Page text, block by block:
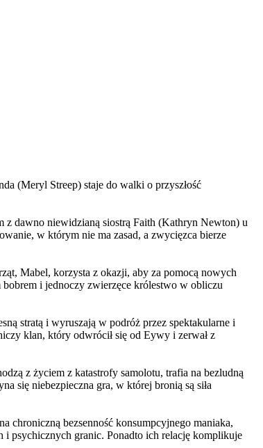
(Meryl Streep) staje do walki o przyszłość
z dawno niewidzianą siostrą Faith (Kathryn Newton) u
w którym nie ma zasad, a zwycięzca bierze
Mabel, korzysta z okazji, aby za pomocą nowych
i jednoczy zwierzęce królestwo w obliczu
stratą i wyruszają w podróż przez spektakularne i
klan, który odwrócił się od Eywy i zerwał z
z życiem z katastrofy samolotu, trafia na bezludną
się niebezpieczna gra, w której bronią są siła
chroniczną bezsenność konsumpcyjnego maniaka,
i psychicznych granic. Ponadto ich relację komplikuje